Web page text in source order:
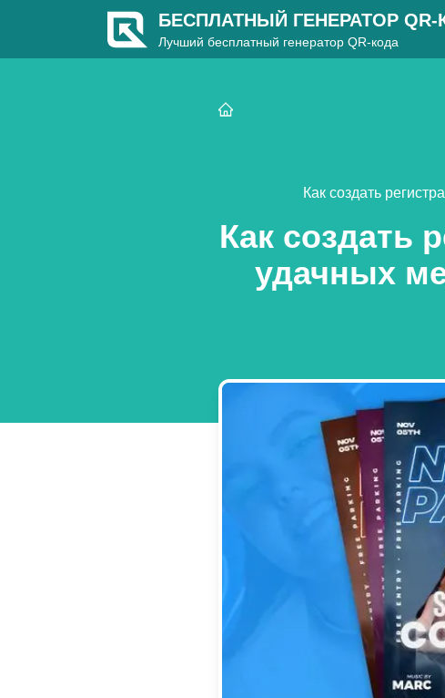
БЕСПЛАТНЫЙ ГЕНЕРАТОР
Лучший бесплатный генератор QR-кода
Как создать
Как создать
удачных